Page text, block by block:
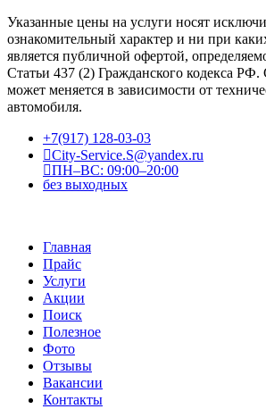
Указанные цены на услуги носят
ознакомительный характер и ни при
является публичной офертой,
Статьи 437 (2) Гражданского кодекса РФ.
может меняется в зависимости от
автомобиля.
+7(917) 128-03-03
City-Service.S@yandex.ru
ПН–ВС: 09:00–20:00
без выходных
Главная
Прайс
Услуги
Акции
Поиск
Полезное
Фото
Отзывы
Вакансии
Контакты